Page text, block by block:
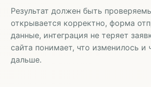
Результат должен быть
открывается корректно, форма
данные, интеграция не теряет
сайта понимает, что изменилось и
дальше.